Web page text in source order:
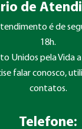
de
é de
18h.
Unidos pela Vida
falar conosco,
contatos.
Telefone: